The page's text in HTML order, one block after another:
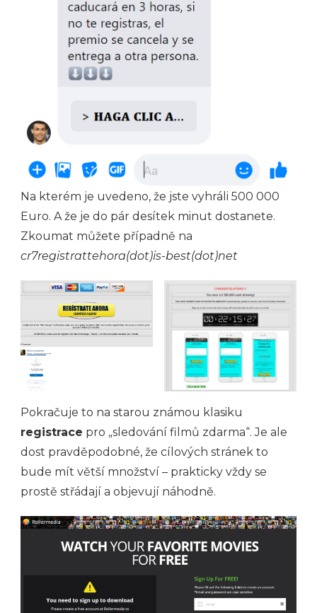
Na kterém je uvedeno, že jste vyhráli 500 000
Euro. A že je do pár desítek minut dostanete.
Zkoumat můžete případně na
cr7registrattehora(dot)is-best(dot)net
Pokračuje to na starou známou klasiku
registrace pro „sledování filmů zdarma“. Je ale
dost pravděpodobné, že cílových stránek to
bude mít větší množství – prakticky vždy se
prostě střádají a objevují náhodně.